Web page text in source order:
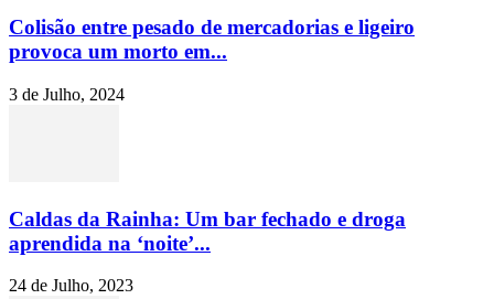
Colisão entre pesado de mercadorias e ligeiro
provoca um morto em...
3 de Julho, 2024
Caldas da Rainha: Um bar fechado e droga
aprendida na ‘noite’...
24 de Julho, 2023